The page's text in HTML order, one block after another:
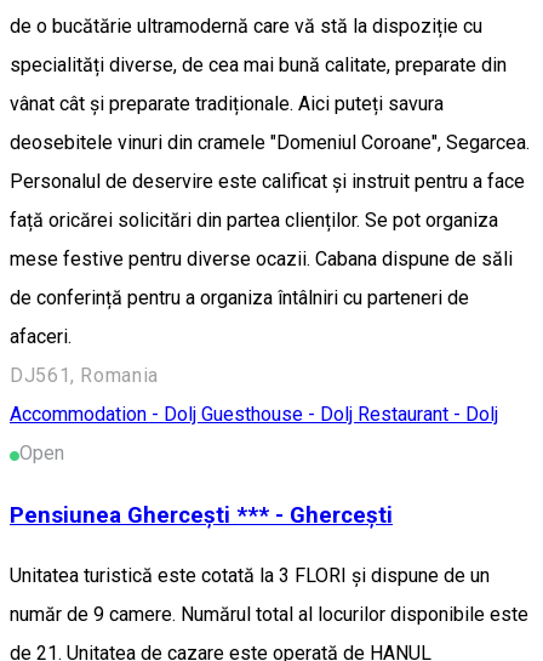
de o bucătărie ultramodernă care vă stă la dispoziție cu
specialități diverse, de cea mai bună calitate, preparate din
vânat cât și preparate tradiționale. Aici puteți savura
deosebitele vinuri din cramele "Domeniul Coroane", Segarcea.
Personalul de deservire este calificat și instruit pentru a face
față oricărei solicitări din partea clienților. Se pot organiza
mese festive pentru diverse ocazii. Cabana dispune de săli
de conferință pentru a organiza întâlniri cu parteneri de
afaceri.
DJ561, Romania
Accommodation - Dolj Guesthouse - Dolj Restaurant - Dolj
Open
Pensiunea Ghercești *** - Ghercești
Unitatea turistică este cotată la 3 FLORI și dispune de un
număr de 9 camere. Numărul total al locurilor disponibile este
de 21. Unitatea de cazare este operată de HANUL